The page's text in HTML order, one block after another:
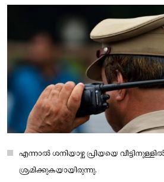
എന്നാൽ ശനിയാഴ്ച പ്രിയയെ
ശ്രമിക്കുകയായിരുന്നു.